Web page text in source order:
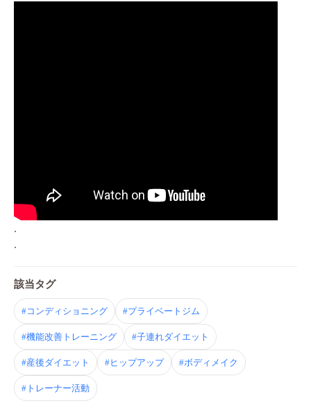
.
.
該当タグ
#コンディショニング #プライベートジム
#機能改善トレーニング #子連れダイエット
#産後ダイエット #ヒップアップ #ボディメイク
#トレーナー活動